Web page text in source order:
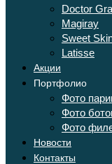
Doctor
Magiray
Sweet
Latisse
Акции
Портфолио
Фото
Фото
Фото
Новости
Контакты